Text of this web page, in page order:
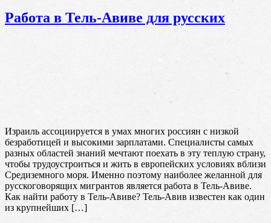
Работа в Тель-Авиве для русских
Израиль ассоциируется в умах многих россиян с низкой
безработицей и высокими зарплатами. Специалисты самых
разных областей знаний мечтают поехать в эту теплую страну,
чтобы трудоустроиться и жить в европейских условиях вблизи
Средиземного моря. Именно поэтому наиболее желанной для
русскоговорящих мигрантов является работа в Тель-Авиве.
Как найти работу в Тель-Авиве? Тель-Авив известен как один
из крупнейших […]